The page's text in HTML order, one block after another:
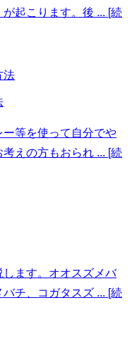
起こります。後 ... [続
等を使って自分でや
えの方もおられ ... [続
ます。オオスズメバ
チ、コガタスズ ... [続